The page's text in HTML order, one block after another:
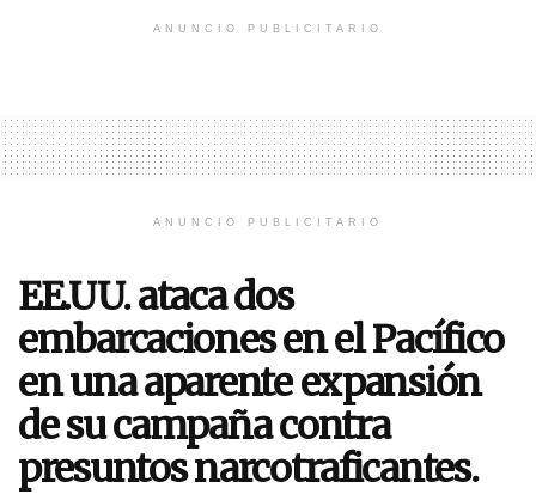
ANUNCIO PUBLICITARIO
ANUNCIO PUBLICITARIO
EE.UU. ataca dos
embarcaciones en el Pacífico
en una aparente expansión
de su campaña contra
presuntos narcotraficantes.